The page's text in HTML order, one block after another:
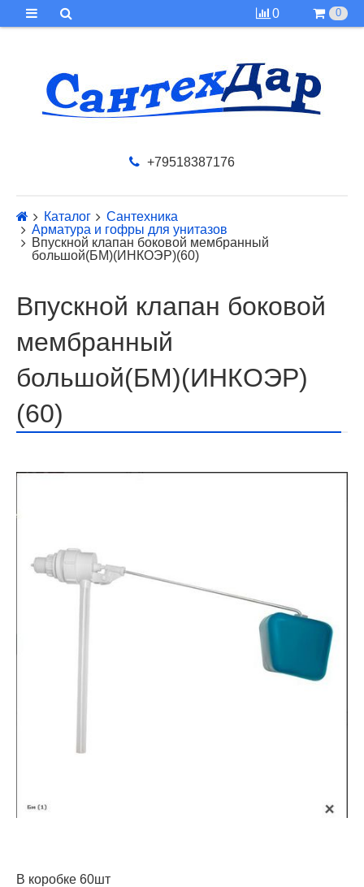
0 0
+79518387176
Каталог
Сантехника
Арматура и гофры для унитазов
Впускной клапан боковой мембранный
большой(БМ)(ИНКОЭР)(60)
Впускной клапан боковой
мембранный
большой(БМ)(ИНКОЭР)
(60)
В коробке 60шт